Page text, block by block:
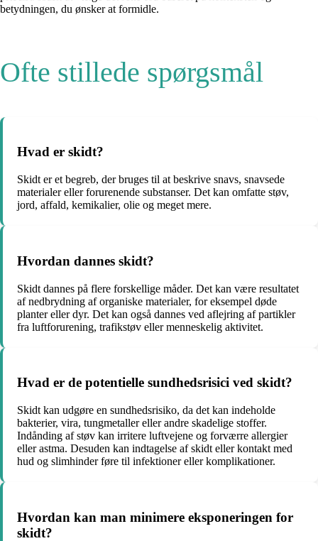
betydningen, du ønsker at formidle.
Ofte stillede spørgsmål
Hvad er skidt?
Skidt er et begreb, der bruges til at beskrive snavs, snavsede
materialer eller forurenende substanser. Det kan omfatte støv,
jord, affald, kemikalier, olie og meget mere.
Hvordan dannes skidt?
Skidt dannes på flere forskellige måder. Det kan være resultatet
af nedbrydning af organiske materialer, for eksempel døde
planter eller dyr. Det kan også dannes ved aflejring af partikler
fra luftforurening, trafikstøv eller menneskelig aktivitet.
Hvad er de potentielle sundhedsrisici ved skidt?
Skidt kan udgøre en sundhedsrisiko, da det kan indeholde
bakterier, vira, tungmetaller eller andre skadelige stoffer.
Indånding af støv kan irritere luftvejene og forværre allergier
eller astma. Desuden kan indtagelse af skidt eller kontakt med
hud og slimhinder føre til infektioner eller komplikationer.
Hvordan kan man minimere eksponeringen for
skidt?